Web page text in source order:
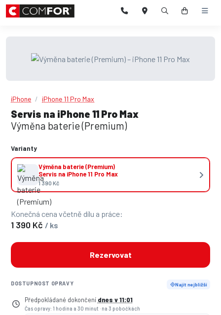
iPhone iPhone 11 Pro Max
Servis na iPhone 11 Pro Max
Výměna baterie (Premium)
Varianty
Výměna baterie (Premium)
Servis na iPhone 11 Pro Max
1 390 Kč
Konečná cena včetně dílu a práce:
1 390 Kč / ks
Rezervovat
DOSTUPNOST OPRAVY Najít nejbližší
Předpokládané dokončení dnes v 11:01
Čas opravy: 1 hodina a 30 minut · na 3 pobočkách